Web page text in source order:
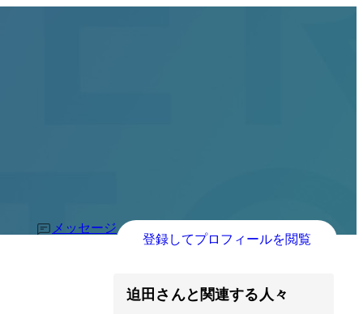
メッセージ
登録してプロフィールを閲覧
迫田さんと関連する人々